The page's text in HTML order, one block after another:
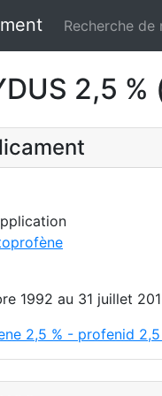
Recherche de
2,5
1992 au 31 juillet
2,5 % - profenid